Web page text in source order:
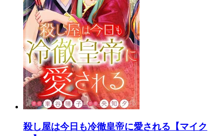
殺し屋は今日も冷徹皇帝に愛される【マイク